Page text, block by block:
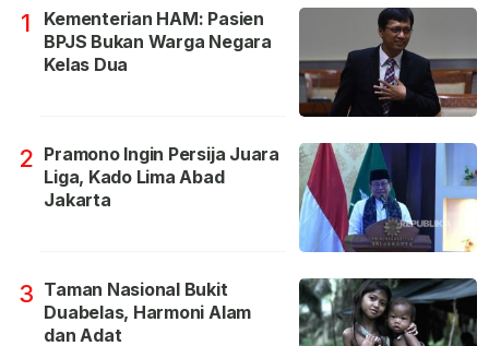
1
Kementerian HAM: Pasien
BPJS Bukan Warga Negara
Kelas Dua
2 Pramono Ingin Persija Juara
Liga, Kado Lima Abad
Jakarta
3 Taman Nasional Bukit
Duabelas, Harmoni Alam
dan Adat